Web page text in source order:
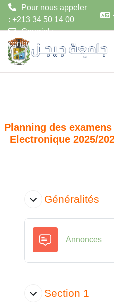
Pour nous appeler
: +213 34 50 14 00
Courriel :
contact@univ-jijel.dz
Planning des
_Electronique 2025/
Aperçu des
Généralités
Annonces
Section 1